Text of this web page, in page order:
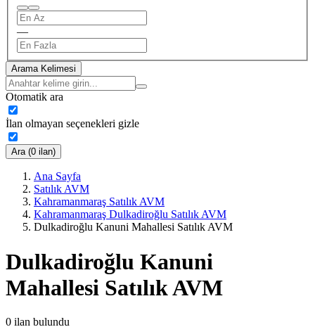
—
Arama Kelimesi
Otomatik ara
İlan olmayan seçenekleri gizle
Ara (0 ilan)
Ana Sayfa
Satılık AVM
Kahramanmaraş Satılık AVM
Kahramanmaraş Dulkadiroğlu Satılık AVM
Dulkadiroğlu Kanuni Mahallesi Satılık AVM
Dulkadiroğlu Kanuni
Mahallesi Satılık AVM
0 ilan bulundu